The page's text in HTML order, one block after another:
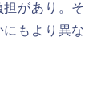
があり。そ
もより異な